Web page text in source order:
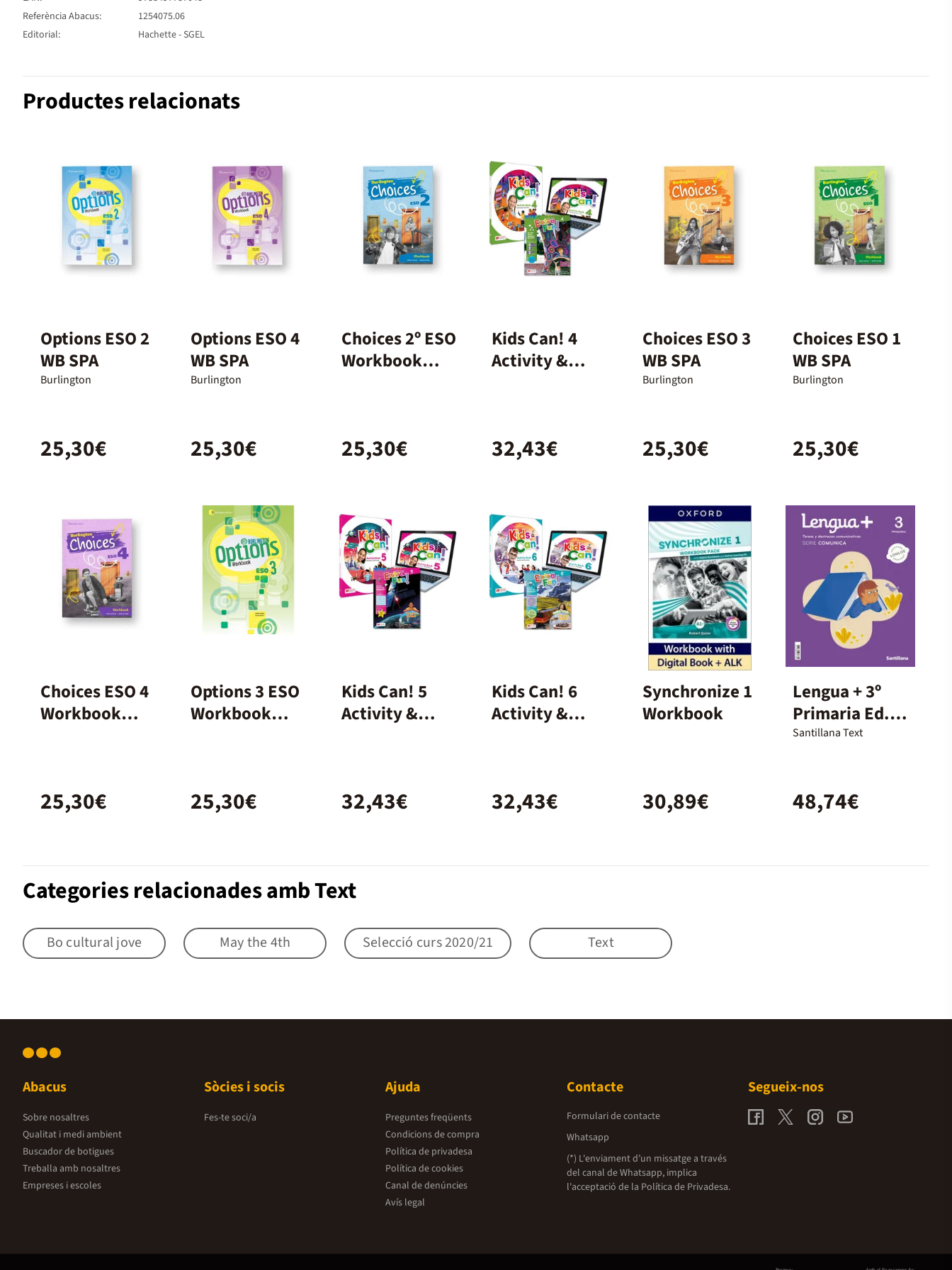
Referència Abacus:
1254075.06
Editorial:
Hachette - SGEL
Productes relacionats
Options ESO 2
WB SPA
Burlington
25,30€
Options ESO 4
WB SPA
Burlington
25,30€
Choices 2º ESO
Workbook
25,30€
Kids Can! 4
Activity &
32,43€
Choices ESO 3
WB SPA
Burlington
25,30€
Choices ESO 1
WB SPA
Burlington
25,30€
Choices ESO 4
Workbook
25,30€
Options 3 ESO
Workbook
25,30€
Kids Can! 5
Activity &
32,43€
Kids Can! 6
Activity &
32,43€
Synchronize 1
Workbook
30,89€
Lengua + 3º
Primaria Ed.
Santillana
Santillana Text
48,74€
Categories relacionades amb Text
Bo cultural jove May the 4th Selecció curs 2020/21 Text
Abacus
Sobre nosaltres
Qualitat i medi ambient
Buscador de botigues
Treballa amb nosaltres
Empreses i escoles
Sòcies i socis
Fes-te soci/a
Ajuda
Preguntes freqüents
Condicions de compra
Política de privadesa
Política de cookies
Canal de denúncies
Avís legal
Contacte
Formulari de contacte
Whatsapp
(*) L'enviament d’un missatge a través
del canal de Whatsapp, implica
l'acceptació de la Política de Privadesa.
Segueix-nos